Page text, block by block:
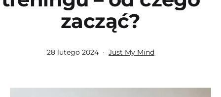
zacząć?
Opublikowano
28 lutego 2024
Umieszczono
Just My Mind